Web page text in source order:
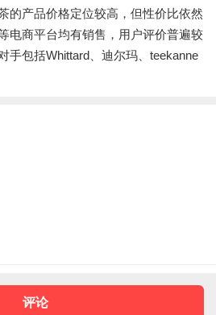
的产品价格定位较高，但性价比依然
电商平台均有销售，用户评价普遍较
手包括Whittard、迪尔玛、teekanne
评论